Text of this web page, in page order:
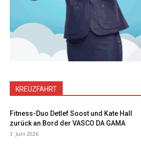
KREUZFAHRT
Fitness-Duo Detlef Soost und Kate Hall
zurück an Bord der VASCO DA GAMA
3. Juni 2026